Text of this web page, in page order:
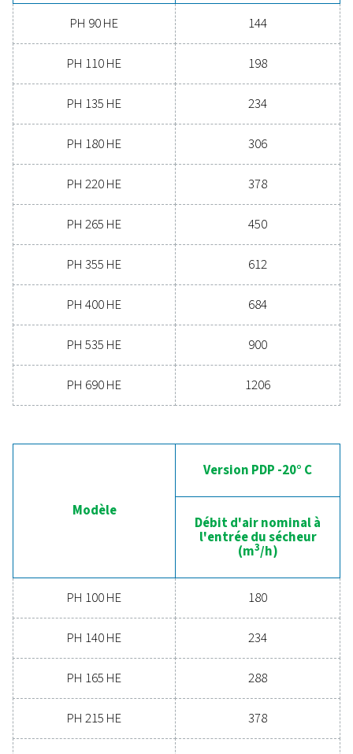
Découvrez les avantages
séchage avancé de l’air
comprimé
Prêt à faire passer votre système d’air comprimé au
supérieur ? Investir dans un sécheur de qualité
air propre et sec qui protège votre équipement,
coûts de maintenance et augmente l’efficacité
Doté de fonctionnalités avancées conçues pour la
et les économies d’énergie, un sécheur hautes
performances peut considérablement améliorer
opérations. Contactez-nous dès aujourd’hui et
comment la mise à niveau de votre solution de
Caractéristiques
POINT DE ROSÉE SOUS PRESSION EN °C
-20 et -40